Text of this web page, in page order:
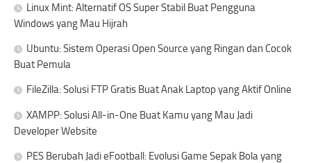
Linux Mint: Alternatif OS Super Stabil Buat Pengguna
Windows yang Mau Hijrah
Ubuntu: Sistem Operasi Open Source yang Ringan dan Cocok
Buat Pemula
FileZilla: Solusi FTP Gratis Buat Anak Laptop yang Aktif Online
XAMPP: Solusi All-in-One Buat Kamu yang Mau Jadi
Developer Website
PES Berubah Jadi eFootball: Evolusi Game Sepak Bola yang